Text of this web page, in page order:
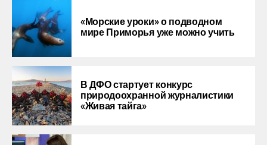
«Морские уроки» о подводном
мире Приморья уже можно учить
В ДФО стартует конкурс
природоохранной журналистики
«Живая тайга»